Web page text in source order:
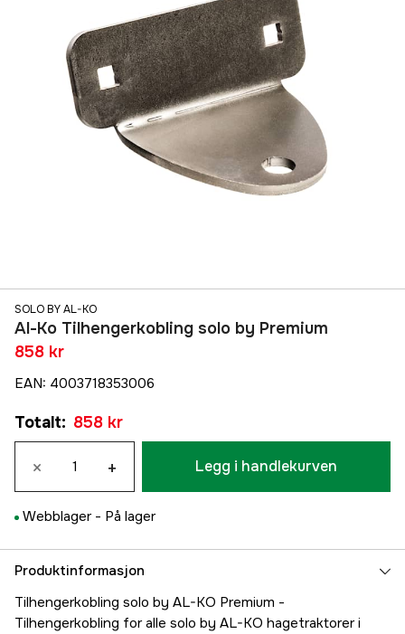
SOLO BY AL-KO
Al-Ko Tilhengerkobling solo by Premium
858 kr
EAN: 4003718353006
Totalt: 858 kr
× + Legg i handlekurven
Webblager - På lager
Produktinformasjon
Tilhengerkobling solo by AL-KO Premium -
Tilhengerkobling for alle solo by AL-KO hagetraktorer i